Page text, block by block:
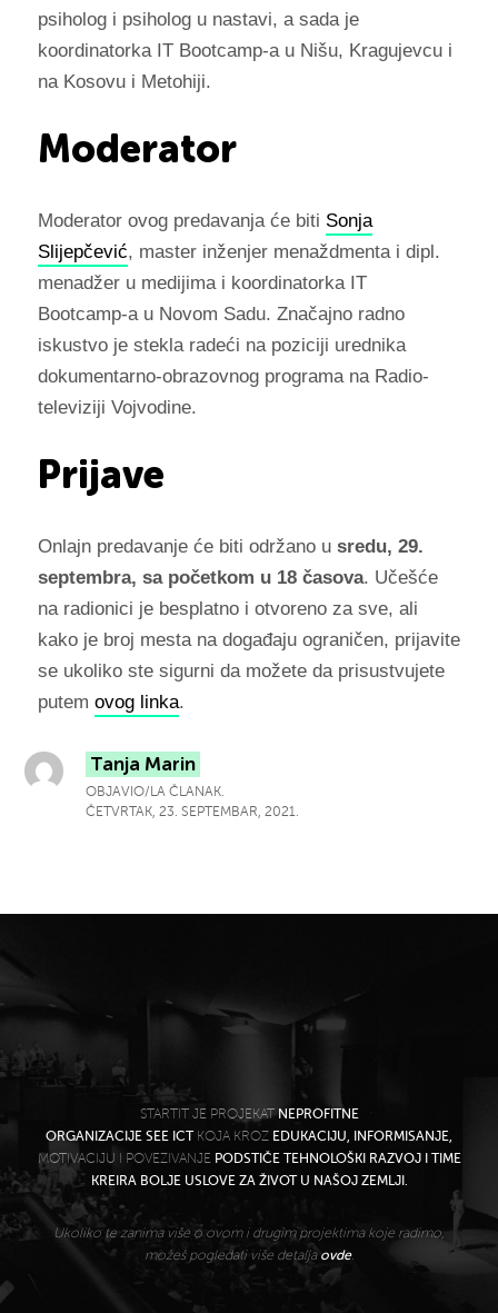
psiholog i psiholog u nastavi, a sada je
koordinatorka IT Bootcamp-a u Nišu, Kragujevcu i
na Kosovu i Metohiji.
Moderator
Moderator ovog predavanja će biti Sonja
Slijepčević, master inženjer menaždmenta i dipl.
menadžer u medijima i koordinatorka IT
Bootcamp-a u Novom Sadu. Značajno radno
iskustvo je stekla radeći na poziciji urednika
dokumentarno-obrazovnog programa na Radio-
televiziji Vojvodine.
Prijave
Onlajn predavanje će biti održano u sredu, 29.
septembra, sa početkom u 18 časova. Učešće
na radionici je besplatno i otvoreno za sve, ali
kako je broj mesta na događaju ograničen, prijavite
se ukoliko ste sigurni da možete da prisustvujete
putem ovog linka.
Tanja Marin
OBJAVIO/LA ČLANAK.
ČETVRTAK, 23. SEPTEMBAR, 2021.
STARTIT JE PROJEKATNEPROFITNE
ORGANIZACIJE SEE ICTKOJA KROZ EDUKACIJU, INFORMISANJE,
MOTIVACIJU I POVEZIVANJE PODSTIČE TEHNOLOŠKI RAZVOJ I TIME
KREIRA BOLJE USLOVE ZA ŽIVOT U NAŠOJ ZEMLJI.
Ukoliko te zanima više o ovom i drugim projektima koje radimo,
možeš pogledati više detalja ovde.